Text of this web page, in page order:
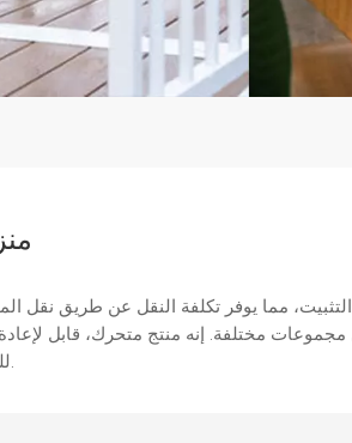
مما يوفر تكلفة النقل عن طريق نقل
مختلفة. إنه منتج متحرك، قابل